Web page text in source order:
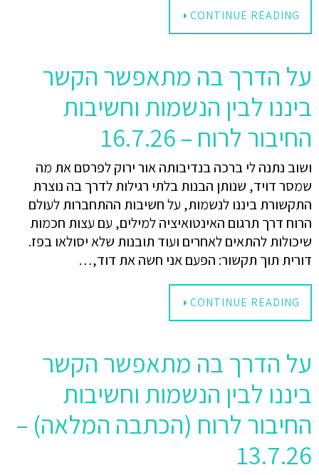
CONTINUE READING
על הדרך בה מתאפשר הקשר
ביננו לבין הנשמות וחשיבות
החיבור לרוח – 16.7.26
ושוב נתנה לי ברכה בנדיבותה אור ירוק לפרסם את מה
שמסר דויד, שנותן הבנות בלתי רגילות לדרך בה נוצרת
התקשורת ביננו לנשמות, על חשיבות ההתחברות לעולם
הרוח דרך תרגום האינטואיציה למילים, עם עצות חכמות
שיכולות להתאים לאחרים ועוד תובנות שלא יסולאו בפז.
דורית תוך תקשור: הפעם אני חשה את דוד,…
CONTINUE READING
על הדרך בה מתאפשר הקשר
ביננו לבין הנשמות וחשיבות
החיבור לרוח (הכתבה המלאה) –
13.7.26